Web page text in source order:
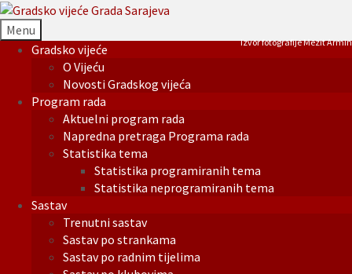
Menu
Gradsko vijeće
O Vijeću
Novosti Gradskog vijeća
Program rada
Aktuelni program rada
Napredna pretraga Programa rada
Statistika tema
Statistika programiranih tema
Statistika neprogramiranih tema
Sastav
Trenutni sastav
Sastav po strankama
Sastav po radnim tijelima
Izvor fotografije Mezit Armin